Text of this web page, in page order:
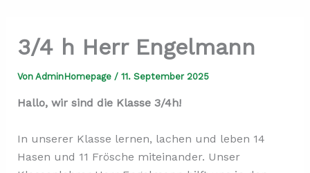
3/4 h Herr Engelmann
Von AdminHomepage / 11. September 2025
Hallo, wir sind die Klasse 3/4h!
In unserer Klasse lernen, lachen und leben 14
Hasen und 11 Frösche miteinander. Unser